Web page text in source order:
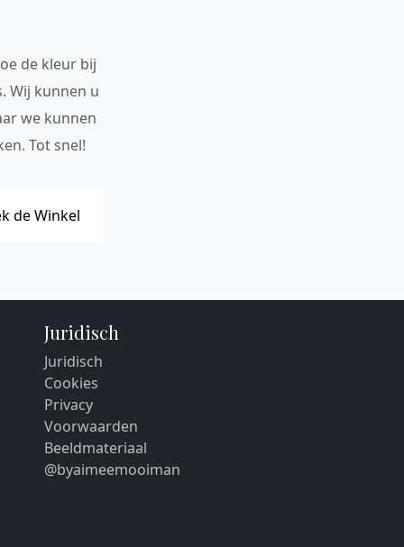
de kleur bij
Wij kunnen u
we kunnen
Tot snel!
de Winkel
Juridisch
Juridisch
Cookies
Privacy
Voorwaarden
Beeldmateriaal
@byaimeemooiman